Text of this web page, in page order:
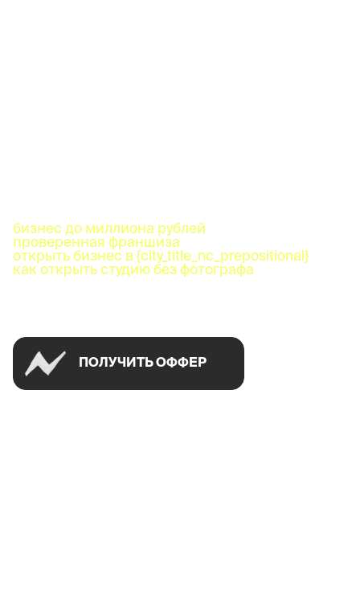
бизнес до миллиона рублей
проверенная франшиза
открыть бизнес в {city_title_nc_prepositional}
как открыть студию без фотографа
ПОЛУЧИТЬ ОФФЕР